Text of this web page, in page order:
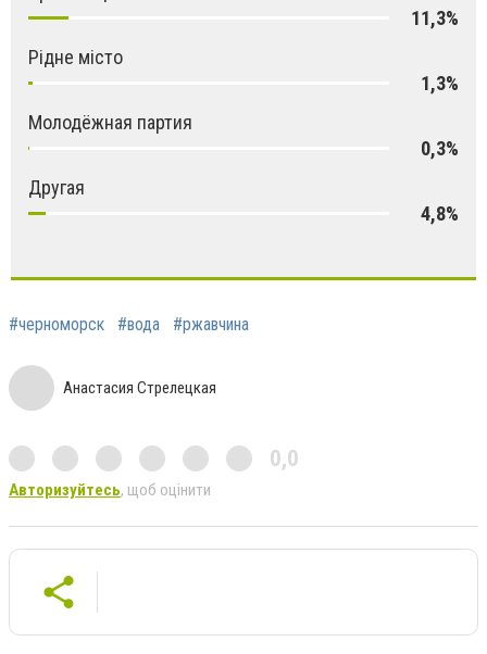
11,3%
Рідне місто
1,3%
Молодёжная партия
0,3%
Другая
4,8%
#черноморск #вода #ржавчина
Анастасия Стрелецкая
0,0
Авторизуйтесь, щоб оцінити